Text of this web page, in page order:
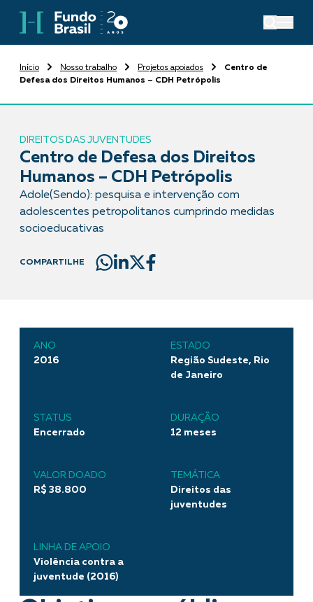
Início Nosso trabalho Projetos apoiados
Centro de
Defesa dos Direitos Humanos – CDH Petrópolis
DIREITOS DAS JUVENTUDES
Centro de Defesa dos Direitos
Humanos – CDH Petrópolis
Adole(Sendo): pesquisa e intervenção com
adolescentes petropolitanos cumprindo medidas
socioeducativas
COMPARTILHE
ANO
2016
ESTADO
Região Sudeste, Rio
de Janeiro
STATUS
Encerrado
DURAÇÃO
12 meses
VALOR DOADO
R$ 38.800
TEMÁTICA
Direitos das
juventudes
LINHA DE APOIO
Violência contra a
juventude (2016)